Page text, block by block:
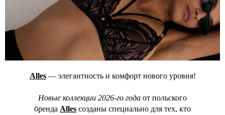
Alles— элегантность и комфорт нового уровня!
Новые коллекции 2026-го года от польского
бренда Alles созданы специально для тех, кто